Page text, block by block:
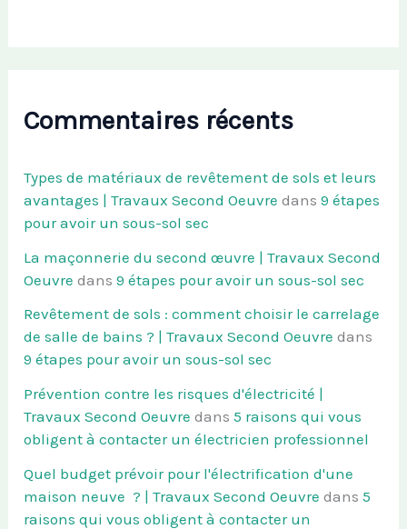
Commentaires récents
Types de matériaux de revêtement de sols et leurs
avantages | Travaux Second Oeuvre dans9 étapes
pour avoir un sous-sol sec
La maçonnerie du second œuvre | Travaux Second
Oeuvre dans9 étapes pour avoir un sous-sol sec
Revêtement de sols : comment choisir le carrelage
de salle de bains ? | Travaux Second Oeuvre dans
9 étapes pour avoir un sous-sol sec
Prévention contre les risques d'électricité |
Travaux Second Oeuvre dans5 raisons qui vous
obligent à contacter un électricien professionnel
Quel budget prévoir pour l'électrification d'une
maison neuve ? | Travaux Second Oeuvre dans5
raisons qui vous obligent à contacter un